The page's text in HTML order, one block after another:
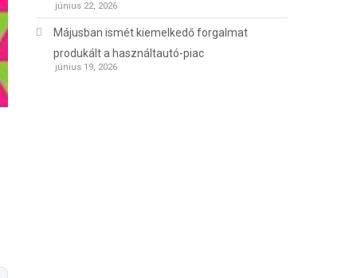
június 22, 2026
Májusban ismét kiemelkedő forgalmat
produkált a használtautó-piac
június 19, 2026